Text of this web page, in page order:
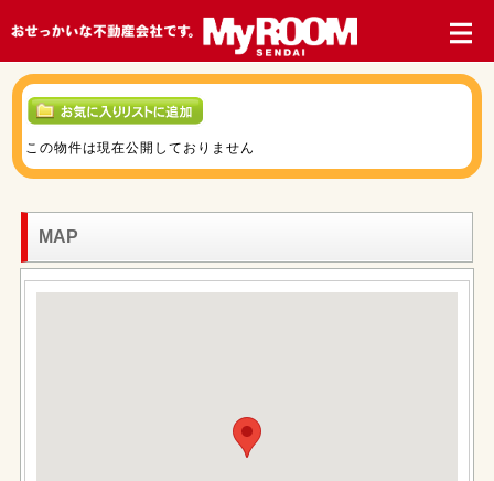
この物件は現在公開しておりません
MAP